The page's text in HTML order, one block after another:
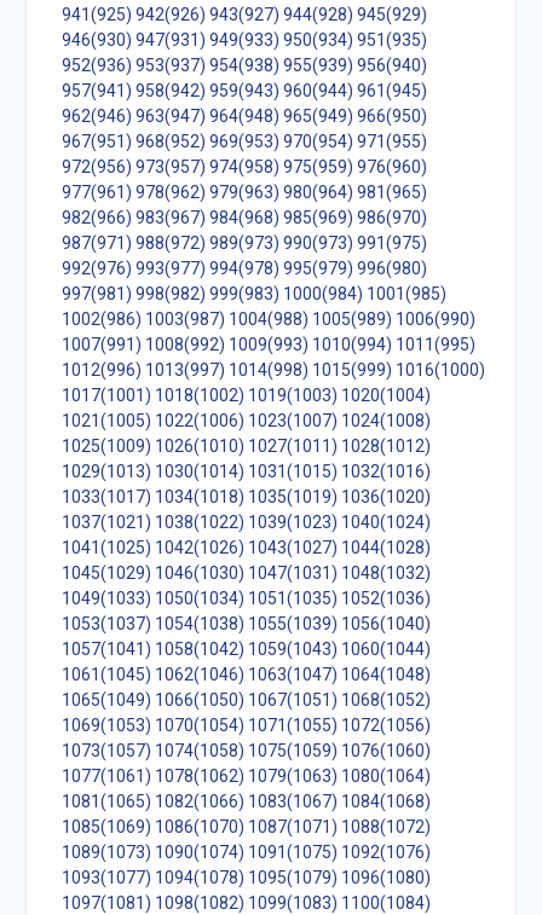
941(925) 942(926) 943(927) 944(928) 945(929)
946(930) 947(931) 949(933) 950(934) 951(935)
952(936) 953(937) 954(938) 955(939) 956(940)
957(941) 958(942) 959(943) 960(944) 961(945)
962(946) 963(947) 964(948) 965(949) 966(950)
967(951) 968(952) 969(953) 970(954) 971(955)
972(956) 973(957) 974(958) 975(959) 976(960)
977(961) 978(962) 979(963) 980(964) 981(965)
982(966) 983(967) 984(968) 985(969) 986(970)
987(971) 988(972) 989(973) 990(973) 991(975)
992(976) 993(977) 994(978) 995(979) 996(980)
997(981) 998(982) 999(983) 1000(984) 1001(985)
1002(986) 1003(987) 1004(988) 1005(989) 1006(990)
1007(991) 1008(992) 1009(993) 1010(994) 1011(995)
1012(996) 1013(997) 1014(998) 1015(999) 1016(1000)
1017(1001) 1018(1002) 1019(1003) 1020(1004)
1021(1005) 1022(1006) 1023(1007) 1024(1008)
1025(1009) 1026(1010) 1027(1011) 1028(1012)
1029(1013) 1030(1014) 1031(1015) 1032(1016)
1033(1017) 1034(1018) 1035(1019) 1036(1020)
1037(1021) 1038(1022) 1039(1023) 1040(1024)
1041(1025) 1042(1026) 1043(1027) 1044(1028)
1045(1029) 1046(1030) 1047(1031) 1048(1032)
1049(1033) 1050(1034) 1051(1035) 1052(1036)
1053(1037) 1054(1038) 1055(1039) 1056(1040)
1057(1041) 1058(1042) 1059(1043) 1060(1044)
1061(1045) 1062(1046) 1063(1047) 1064(1048)
1065(1049) 1066(1050) 1067(1051) 1068(1052)
1069(1053) 1070(1054) 1071(1055) 1072(1056)
1073(1057) 1074(1058) 1075(1059) 1076(1060)
1077(1061) 1078(1062) 1079(1063) 1080(1064)
1081(1065) 1082(1066) 1083(1067) 1084(1068)
1085(1069) 1086(1070) 1087(1071) 1088(1072)
1089(1073) 1090(1074) 1091(1075) 1092(1076)
1093(1077) 1094(1078) 1095(1079) 1096(1080)
1097(1081) 1098(1082) 1099(1083) 1100(1084)